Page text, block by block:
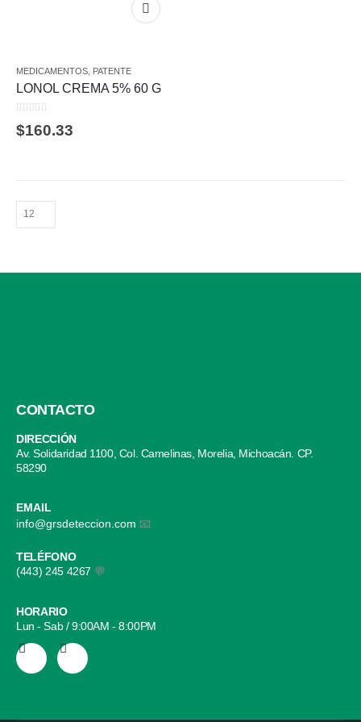
MEDICAMENTOS PATENTE
LONOL CREMA 5% 60 G
0
$160.33
CONTACTO
DIRECCIÓN
Av. Solidaridad 1100, Col. Camelinas, Morelia, Michoacán. CP.
58290
EMAIL
info@grsdeteccion.com 📧
TELÉFONO
(443) 245 4267 💬
HORARIO
Lun - Sab / 9:00AM - 8:00PM